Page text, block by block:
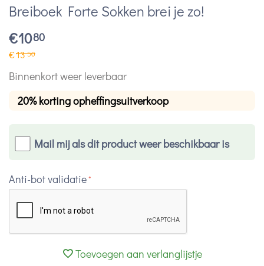
Breiboek Forte Sokken brei je zo!
€1080
€1350
Binnenkort weer leverbaar
20% korting opheffingsuitverkoop
Mail mij als dit product weer beschikbaar is
Anti-bot validatie
Toevoegen aan verlanglijstje